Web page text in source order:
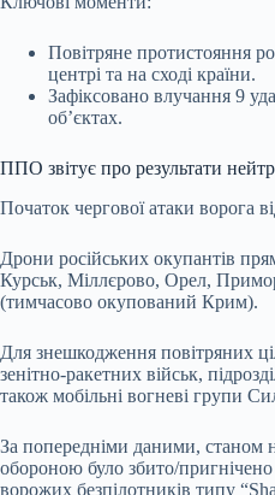
Повітряне протистояння
центрі та на сході країни.
Зафіксовано влучання 9
об’єктах.
ППО звітує про результати
Початок черговоїатаки ворога
Дрони російських окупантів
Курськ, Міллєрово, Орел,
(тимчасово окупований Крим).
Для знешкодження повітряних
зенітно-ракетних військ,
також мобільні вогневі групи
За попередніми даними, станом
обороною було збито/
ворожих безпілотників типу